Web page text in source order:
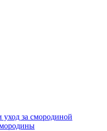
за смородиной